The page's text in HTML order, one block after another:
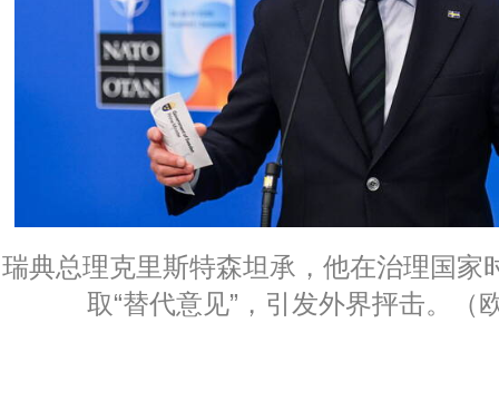
瑞典总理克里斯特森坦承，他在治理国家
取“替代意见”，引发外界抨击。（